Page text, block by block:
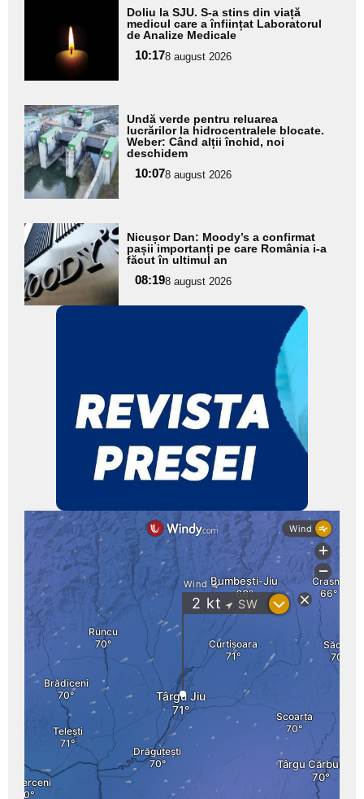
aici textul
pentru
subtitlu
Doliu la SJU. S-a stins din viață
medicul care a înființat Laboratorul
de Analize Medicale
10:178 august 2026
Adaugă
aici textul
pentru
subtitlu
Undă verde pentru reluarea
lucrărilor la hidrocentralele blocate.
Weber: Când alții închid, noi
deschidem
10:078 august 2026
Adaugă
aici textul
pentru
subtitlu
Nicușor Dan: Moody’s a confirmat
pașii importanți pe care România i-a
făcut în ultimul an
08:198 august 2026